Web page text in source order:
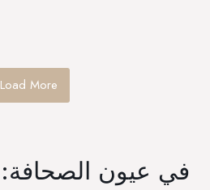
Load More
:في عيون الصحافة